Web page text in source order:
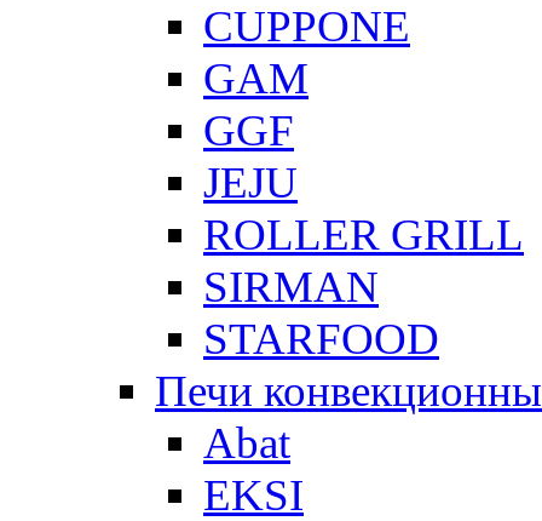
CUPPONE
GAM
GGF
JEJU
ROLLER GRILL
SIRMAN
STARFOOD
Печи
Abat
EKSI